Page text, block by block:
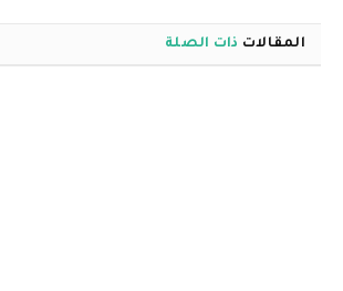
المقالات ذات الصلة